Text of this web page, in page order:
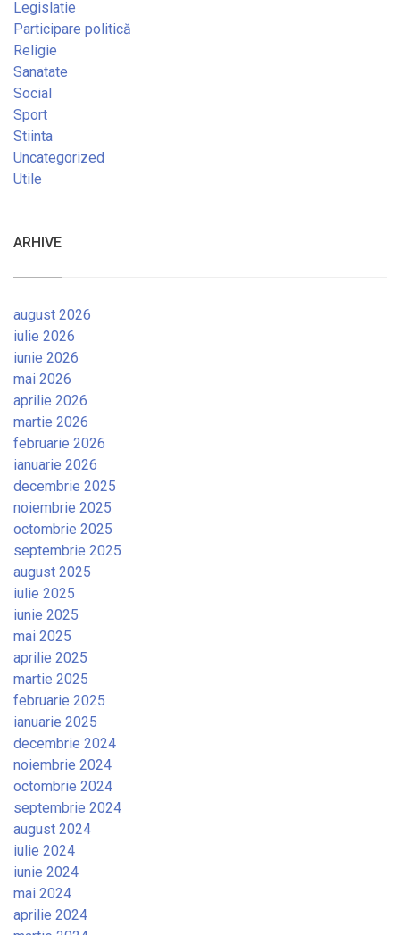
Legislatie
Participare politică
Religie
Sanatate
Social
Sport
Stiinta
Uncategorized
Utile
ARHIVE
august 2026
iulie 2026
iunie 2026
mai 2026
aprilie 2026
martie 2026
februarie 2026
ianuarie 2026
decembrie 2025
noiembrie 2025
octombrie 2025
septembrie 2025
august 2025
iulie 2025
iunie 2025
mai 2025
aprilie 2025
martie 2025
februarie 2025
ianuarie 2025
decembrie 2024
noiembrie 2024
octombrie 2024
septembrie 2024
august 2024
iulie 2024
iunie 2024
mai 2024
aprilie 2024